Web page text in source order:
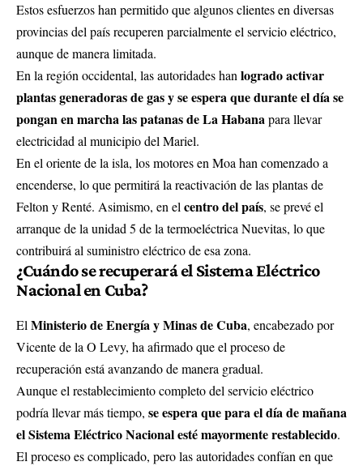
Estos esfuerzos han permitido que algunos clientes en diversas
provincias del país recuperen parcialmente el servicio eléctrico,
aunque de manera limitada.
En la región occidental, las autoridades han logrado activar
plantas generadoras de gas y se espera que durante el día se
pongan en marcha las patanas de La Habanapara llevar
electricidad al municipio del Mariel.
En el oriente de la isla, los motores en Moa han comenzado a
encenderse, lo que permitirá la reactivación de las plantas de
Felton y Renté. Asimismo, en el centro del país, se prevé el
arranque de la unidad 5 de la termoeléctrica Nuevitas, lo que
contribuirá al suministro eléctrico de esa zona.
¿Cuándo se recuperará el Sistema Eléctrico
Nacional en Cuba?
ElMinisterio de Energía y Minas de Cuba, encabezado por
Vicente de la O Levy, ha afirmado que el proceso de
recuperación está avanzando de manera gradual.
Aunque el restablecimiento completo del servicio eléctrico
podría llevar más tiempo, se espera que para el día de mañana
el Sistema Eléctrico Nacional esté mayormente restablecido.
El proceso es complicado, pero las autoridades confían en que